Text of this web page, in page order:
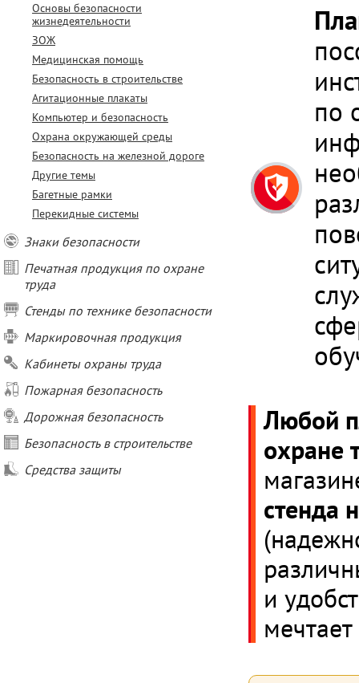
Основы безопасности
жизнедеятельности
ЗОЖ
Медицинская помощь
Безопасность в строительстве
Агитационные плакаты
Компьютер и безопасность
Охрана окружающей среды
Безопасность на железной дороге
Другие темы
Багетные рамки
Перекидные системы
Знаки безопасности
Печатная продукция по охране
труда
Стенды по технике безопасности
Маркировочная продукция
Кабинеты охраны труда
Пожарная безопасность
Дорожная безопасность
Безопасность в строительстве
Средства защиты
по
Любой
охране
стенда
и